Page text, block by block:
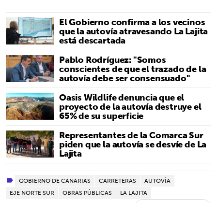
El Gobierno confirma a los vecinos
que la autovía atravesando La Lajita
está descartada
Pablo Rodríguez: "Somos
conscientes de que el trazado de la
autovía debe ser consensuado"
Oasis Wildlife denuncia que el
proyecto de la autovía destruye el
65% de su superficie
Representantes de la Comarca Sur
piden que la autovía se desvíe de La
Lajita
GOBIERNO DE CANARIAS CARRETERAS
AUTOVÍA
EJE NORTE SUR
OBRAS PÚBLICAS LA LAJITA